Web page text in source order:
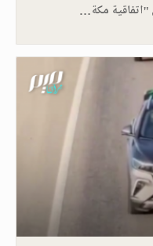
"اتفاقية مكة…